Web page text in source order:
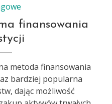
finansowania
metoda finansowania
bardziej popularna
dając możliwość